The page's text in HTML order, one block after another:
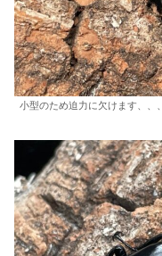
小型のため迫力に欠けます、、、